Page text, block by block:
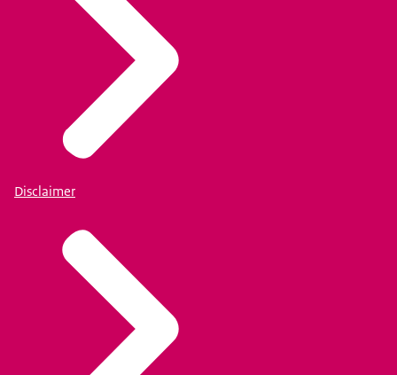
Disclaimer